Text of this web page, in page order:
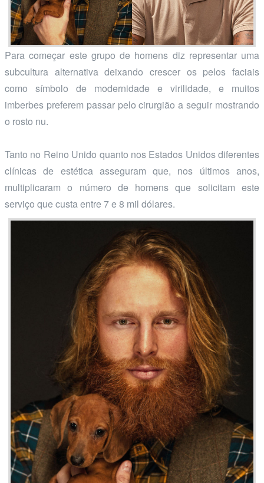
Para começar este grupo de homens diz representar uma
subcultura alternativa deixando crescer os pelos faciais
como símbolo de modernidade e virilidade, e muitos
imberbes preferem passar pelo cirurgião a seguir mostrando
o rosto nu.
Tanto no Reino Unido quanto nos Estados Unidos diferentes
clínicas de estética asseguram que, nos últimos anos,
multiplicaram o número de homens que solicitam este
serviço que custa entre 7 e 8 mil dólares.